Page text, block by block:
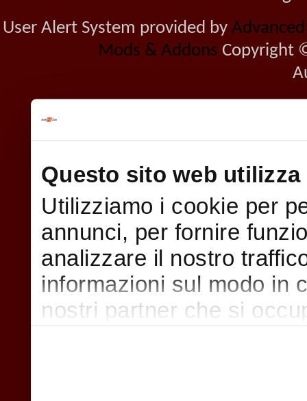
Questo sito web utilizza
Utilizziamo i cookie per
annunci, per fornire
analizzare il nostro
informazioni sul modo in
nostri partner che si
User Alert System provided by
Mods & Addons Copyright